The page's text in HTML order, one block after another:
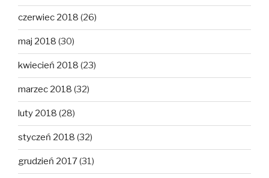
czerwiec 2018 (26)
maj 2018 (30)
kwiecień 2018 (23)
marzec 2018 (32)
luty 2018 (28)
styczeń 2018 (32)
grudzień 2017(31)